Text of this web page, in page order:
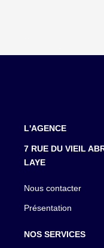
L'AGENCE
7 RUE DU VIEIL
LAYE
Nous contacter
Présentation
NOS SERVICES